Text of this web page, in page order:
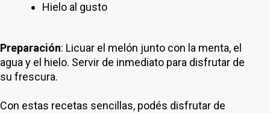
Hielo al gusto
Preparación: Licuar el melón junto con la menta, el
agua y el hielo. Servir de inmediato para disfrutar de
su frescura.
Con estas recetas sencillas, podés disfrutar de